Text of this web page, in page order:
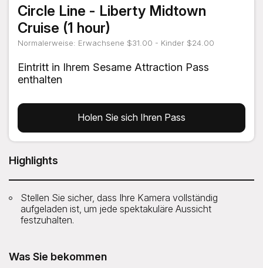
Circle Line - Liberty Midtown
Cruise (1 hour)
Normalerweise: Erwachsene $31.00 - Kinder $24.00
Eintritt in Ihrem Sesame Attraction Pass
enthalten
Holen Sie sich Ihren Pass
Highlights
Stellen Sie sicher, dass Ihre Kamera vollständig
aufgeladen ist, um jede spektakuläre Aussicht
festzuhalten.
Was Sie bekommen